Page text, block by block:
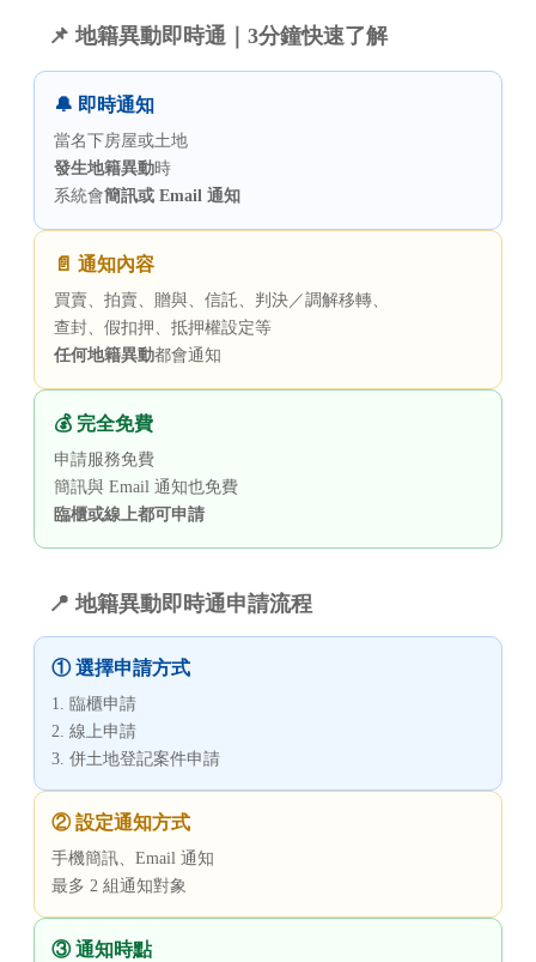
📌 地籍異動即時通｜3分鐘快速了解
🔔 即時通知
當名下房屋或土地
發生地籍異動時
系統會簡訊或 Email 通知
📄 通知內容
買賣、拍賣、贈與、信託、判決／調解移轉、
查封、假扣押、抵押權設定等
任何地籍異動都會通知
💰 完全免費
申請服務免費
簡訊與 Email 通知也免費
臨櫃或線上都可申請
📍 地籍異動即時通申請流程
① 選擇申請方式
1. 臨櫃申請
2. 線上申請
3. 併土地登記案件申請
② 設定通知方式
手機簡訊、Email 通知
最多 2 組通知對象
③ 通知時點